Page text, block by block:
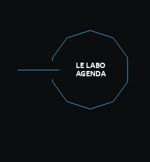
LE LABO
AGENDA